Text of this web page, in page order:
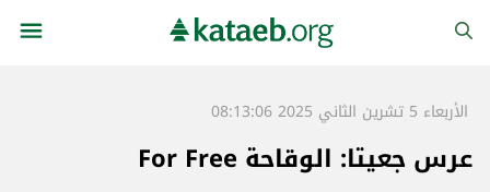
الأربعاء 5 تشرين الثاني 2025 08:13:06
عرس جعيتا: الوقاحة For Free